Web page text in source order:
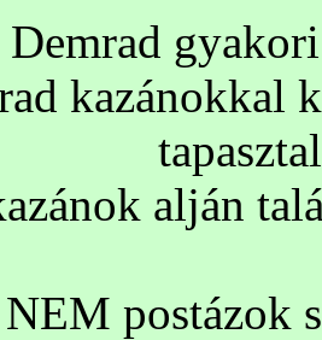
Demrad
kazánokkal
alján
postázok